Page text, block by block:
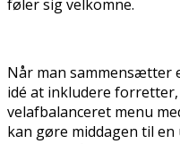
føler sig velkomne.
Når man sammensætter
idé at inkludere
velafbalanceret menu
kan gøre middagen til